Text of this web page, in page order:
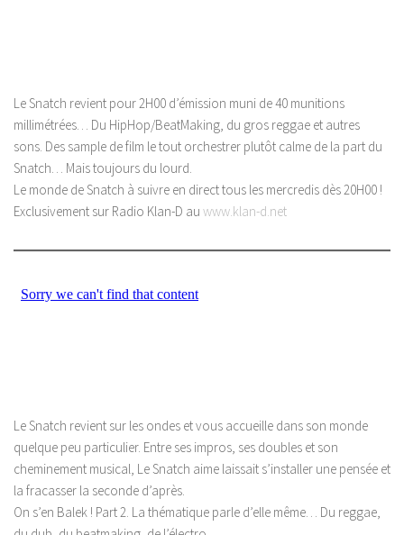
Le Snatch revient pour 2H00 d’émission muni de 40 munitions
millimétrées… Du HipHop/BeatMaking, du gros reggae et autres
sons. Des sample de film le tout orchestrer plutôt calme de la part du
Snatch… Mais toujours du lourd.
Le monde de Snatch à suivre en direct tous les mercredis dès 20H00 !
Exclusivement sur Radio Klan-D au www.klan-d.net
Le Snatch revient sur les ondes et vous accueille dans son monde
quelque peu particulier. Entre ses impros, ses doubles et son
cheminement musical, Le Snatch aime laissait s’installer une pensée et
la fracasser la seconde d’après.
On s’en Balek ! Part 2. La thématique parle d’elle même… Du reggae,